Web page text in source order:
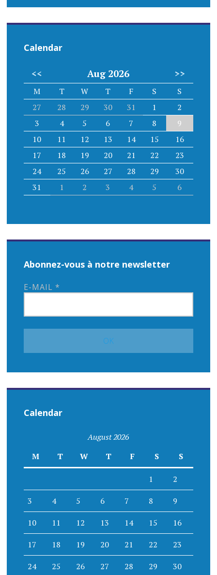
Calendar
<< Aug 2026 >>
M T W T F S
S
27
28 29 30 31 1
2
3
4 5 6 7 8
9
10
11 12 13 14 15
16
17
18 19 20 21 22
23
24
25 26 27 28 29
30
31
1 2 3 4 5 6
Abonnez-vous à notre newsletter
E-MAIL *
Calendar
August 2026
M
T W T F S S
1 2
3 4 5 6 7 8 9
10 11 12 13 14 15 16
17 18 19 20 21 22 23
24 25 26 27 28 29 30